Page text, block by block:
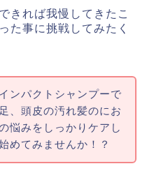
きれば我慢してきたこ
た事に挑戦してみたく
ンパクトシャンプーで
、頭皮の汚れ髪のにお
悩みをしっかりケアし
めてみませんか！？